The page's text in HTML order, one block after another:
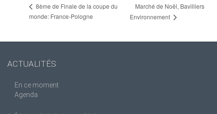
8ème de Finale de la coupe du
monde: France-Pologne
Marché de Noël, Bavilliers
Environnement
ACTUALITÉS
En ce moment
Agenda